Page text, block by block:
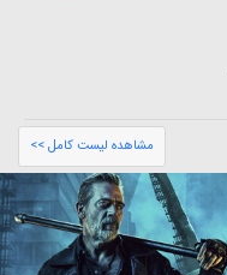
مشاهده لیست کامل >>